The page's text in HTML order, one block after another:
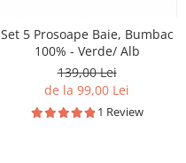
Set 5 Prosoape Baie, Bumbac
100% - Verde/ Alb
139,00 Lei
de la 99,00 Lei
1 Review